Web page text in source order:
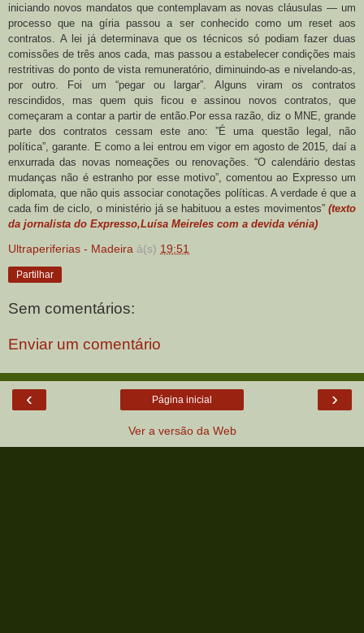
iniciando novos mandatos que contemplavam as novas cláusulas — um
processo que na gíria passou a ser conhecido como um reset aos
contratos. A lei já determinava que os técnicos só podiam fazer duas
comissões de três anos cada, mas passou a estabelecer condições mais
restritivas do ponto de vista remuneratório, diminuindo-as e nivelando-as,
por outro. Foi um “pegar ou largar”. Alguns viram os contratos
rescindidos, mas quem quis ficou e assinou novos contratos, que
começaram a contar a partir de então.Por essa razão, diz o MNE, grande
parte dos contratos cessam este ano: ”É uma questão legal, não
política”, garante. E como a lei entrou em vigor em agosto de 2015, daí a
enxurrada das novas nomeações ou renovações. “O calendário destas
mudanças não é estranho por esse motivo”, comentou ao Expresso um
diplomata, que não quis associar conotações políticas. A verdade é que a
cada fim de ciclo, o ministério já se habituou a estes movimentos” (texto
da jornalista do Expresso,Luísa Meireles com a devida vénia)
Ultraperiferias - Madeira à(s) 19:51
Partilhar
Sem comentários:
Enviar um comentário
‹ ›
Página inicial
Ver a versão da Web